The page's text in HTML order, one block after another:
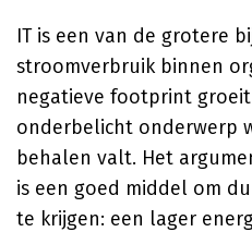
IT is een van de grotere
stroomverbruik binnen
negatieve footprint
onderbelicht onderwerp
behalen valt. Het
is een goed middel om
te krijgen: een lager